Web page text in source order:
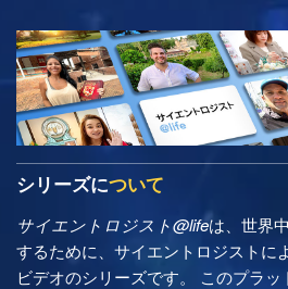
シリーズについて
サイエントロジスト@lifeは、世界
するために、サイエントロジストに
ビデオのシリーズです。 このプラ